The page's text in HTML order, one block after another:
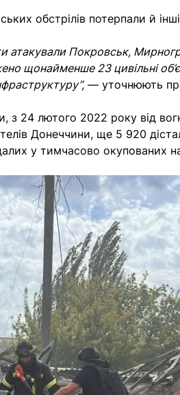
обстрілів потерпали й
атакували Покровськ,
щонайменше 23 цивільні
— уточнюють
з 24 лютого 2022 року від
Донеччини, ще 5 920
у тимчасово окупованих